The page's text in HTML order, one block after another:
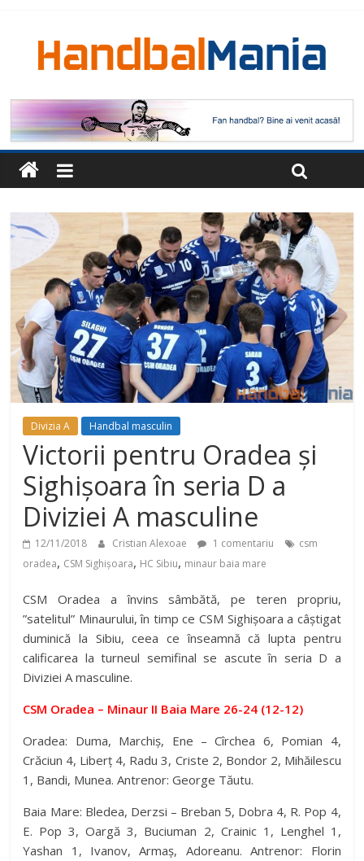
Divizia A Handbal masculin
Victorii pentru Oradea și
Sighișoara în seria D a
Diviziei A masculine
12/11/2018 Cristian Alexoae 1 comentariu
csm
oradea, CSM Sighișoara, HC Sibiu, minaur baia mare
CSM Oradea a învins sâmbătă, pe teren propriu,
”satelitul” Minaurului, în timp ce CSM Sighișoara a câștigat
duminică la Sibiu, ceea ce înseamnă că lupta pentru
calificarea la turneul semifinal se ascute în seria D a
Diviziei A masculine.
CSM Oradea – Minaur II Baia Mare 26-24 (12-12)
Oradea: Duma, Marchiș, Ene – Cîrchea 6, Pomian 4,
Crăciun 4, Liberț 4, Radu 3, Criste 2, Bondor 2, Mihăilescu
1, Bandi, Munea. Antrenor: George Tăutu.
Baia Mare: Bledea, Derzsi – Breban 5, Dobra 4, R. Pop 4,
E. Pop 3, Oargă 3, Buciuman 2, Crainic 1, Lenghel 1,
Yashan 1, Ivanov, Armaș, Adoreanu. Antrenor: Florin